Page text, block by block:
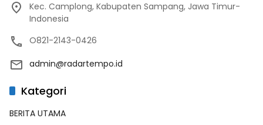
Kec. Camplong, Kabupaten Sampang, Jawa Timur-
Indonesia
O821-2143-0426
admin@radartempo.id
Kategori
BERITA UTAMA